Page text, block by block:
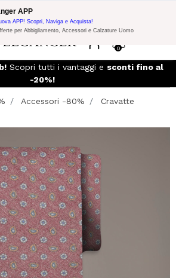
Sconto su 300€ di Acquisto con codice:
DOPPEL300
0
APP
APP! Scopri, Naviga e Acquista!
per Abbigliamento, Accessori e Calzature Uomo
Scopri tutti i vantaggi e sconti fino al
-20%!
Accessori -80%
Cravatte